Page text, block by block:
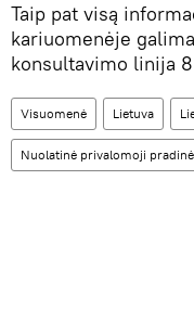
Taip pat visą
kariuomenėje
konsultavimo linija
Visuomenė Lietuva
Nuolatinė privalomoji